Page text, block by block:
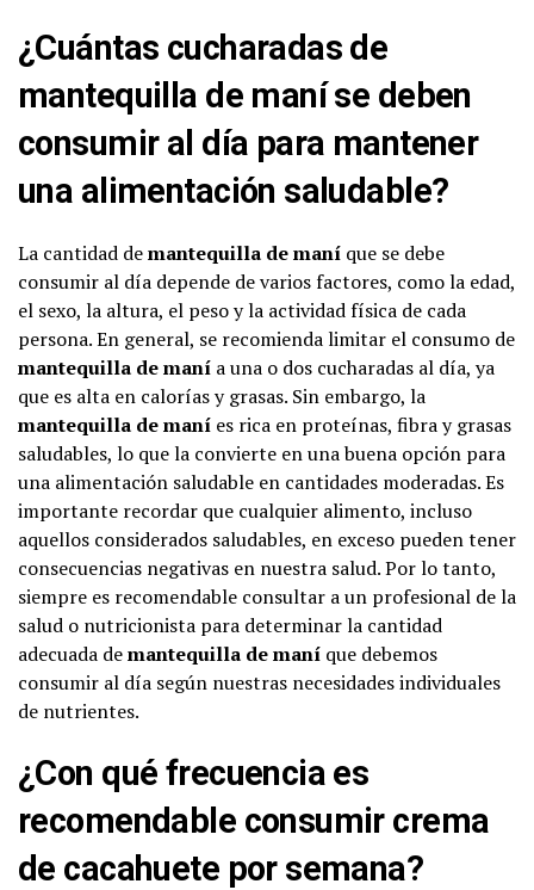
¿Cuántas cucharadas de
mantequilla de maní se deben
consumir al día para mantener
una alimentación saludable?
La cantidad demantequilla de maní que se debe
consumir al día depende de varios factores, como la edad,
el sexo, la altura, el peso y la actividad física de cada
persona. En general, se recomienda limitar el consumo de
mantequilla de maní a una o dos cucharadas al día, ya
que es alta en calorías y grasas. Sin embargo, la
mantequilla de maní es rica en proteínas, fibra y grasas
saludables, lo que la convierte en una buena opción para
una alimentación saludable en cantidades moderadas. Es
importante recordar que cualquier alimento, incluso
aquellos considerados saludables, en exceso pueden tener
consecuencias negativas en nuestra salud. Por lo tanto,
siempre es recomendable consultar a un profesional de la
salud o nutricionista para determinar la cantidad
adecuada demantequilla de maní que debemos
consumir al día según nuestras necesidades individuales
de nutrientes.
¿Con qué frecuencia es
recomendable consumir crema
de cacahuete por semana?